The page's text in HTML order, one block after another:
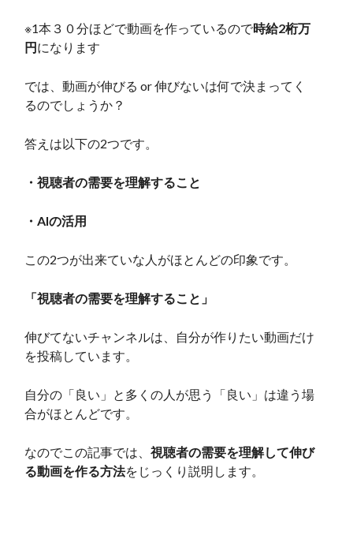
※1本３０分ほどで動画を作っているので時給2桁万
円になります
では、動画が伸びる or 伸びないは何で決まってく
るのでしょうか？
答えは以下の2つです。
・視聴者の需要を理解すること
・AIの活用
この2つが出来ていな人がほとんどの印象です。
「視聴者の需要を理解すること」
伸びてないチャンネルは、自分が作りたい動画だけ
を投稿しています。
自分の「良い」と多くの人が思う「良い」は違う場
合がほとんどです。
なのでこの記事では、 視聴者の需要を理解して伸び
る動画を作る方法をじっくり説明します。